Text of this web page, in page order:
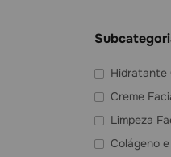
Água
Hidratante
Creme
Limpeza
Colágeno